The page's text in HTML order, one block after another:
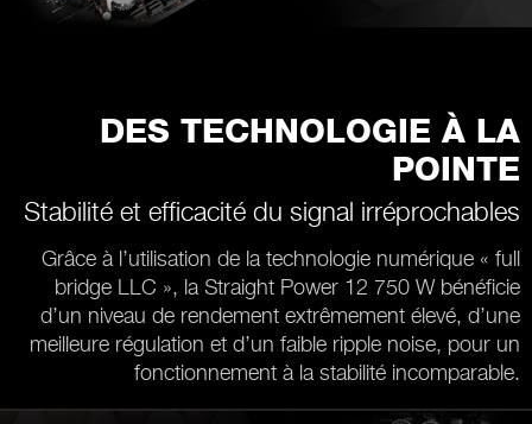
DES TECHNOLOGIE À LA
POINTE
Stabilité et efficacité du signal irréprochables
Grâce à l’utilisation de la technologie numérique « full
bridge LLC », la Straight Power 12 750 W bénéficie
d’un niveau de rendement extrêmement élevé, d’une
meilleure régulation et d’un faible ripple noise, pour un
fonctionnement à la stabilité incomparable.